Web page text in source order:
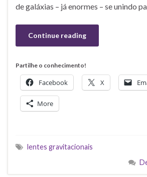
de galáxias – já enormes – se unindo
Continue reading
Partilhe o conhecimento!
Facebook X
More
lentes gravitacionais